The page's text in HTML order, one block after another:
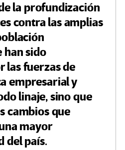
la profundización
contra las amplias
han sido
las fuerzas de
empresarial y
linaje, sino que
cambios que
mayor
del país.